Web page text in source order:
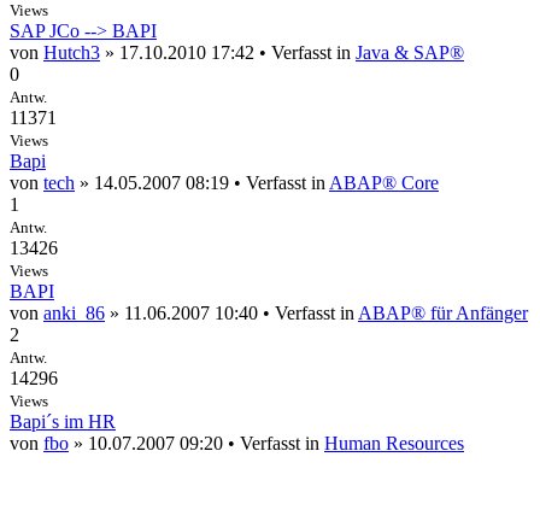
Views
SAP JCo --> BAPI
von Hutch3 » 17.10.2010 17:42 • Verfasst in Java & SAP®
0
Antw.
11371
Views
Bapi
von tech » 14.05.2007 08:19 • Verfasst in ABAP® Core
1
Antw.
13426
Views
BAPI
von anki_86 » 11.06.2007 10:40 • Verfasst in ABAP® für Anfänger
2
Antw.
14296
Views
Bapi´s im HR
von fbo » 10.07.2007 09:20 • Verfasst in Human Resources